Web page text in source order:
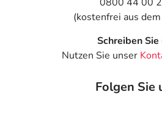
(kostenfrei aus
Schreiben Sie
Nutzen Sie unser
Folgen Sie